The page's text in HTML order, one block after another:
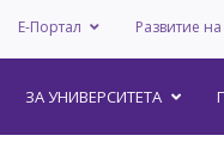
Е-Портал Развитие
ЗА УНИВEРСИТЕТА